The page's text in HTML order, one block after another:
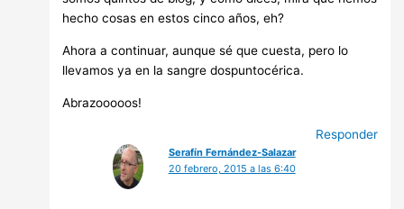
hecho cosas en estos cinco años, eh?
Ahora a continuar, aunque sé que cuesta, pero lo
llevamos ya en la sangre dospuntocérica.
Abrazooooos!
Responder
Serafín Fernández-Salazar
20 febrero, 2015 a las 6:40